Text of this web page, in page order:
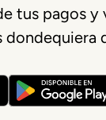
tus pagos y
dondequiera